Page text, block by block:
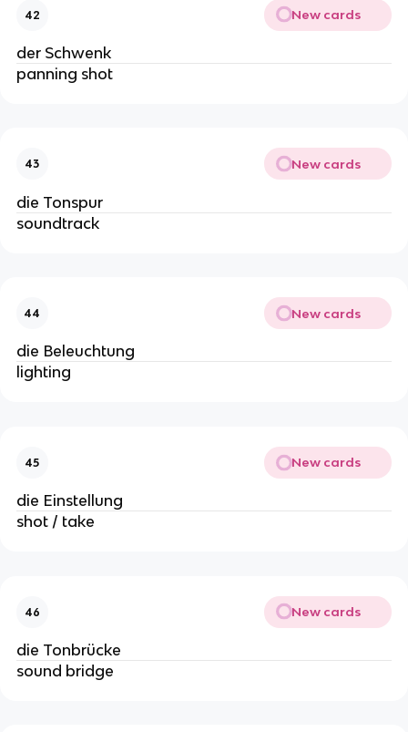
42 New cards
der Schwenk
panning shot
43 New cards
die Tonspur
soundtrack
44 New cards
die Beleuchtung
lighting
45 New cards
die Einstellung
shot / take
46 New cards
die Tonbrücke
sound bridge